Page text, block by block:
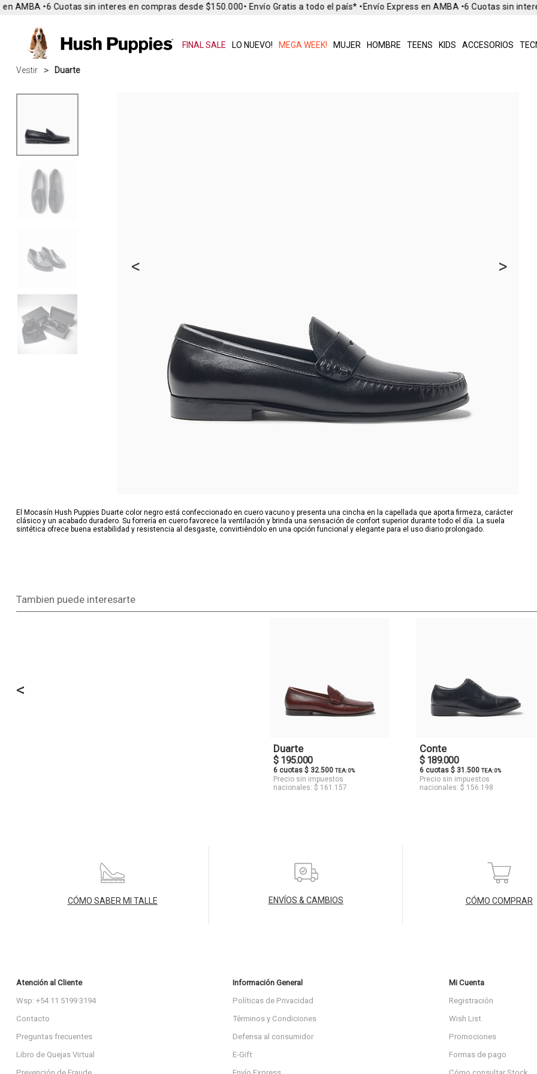
FINAL SALE LO NUEVO! MEGA WEEK! MUJER HOMBRE TEENS KIDS ACCESORIOS
AMBA •6 Cuotas sin interes en compras desde $150.000• Envío Gratis a todo el país* •Envío Express en AMBA •6 Cuotas sin
Vestir Duarte
< >
El Mocasín Hush Puppies Duarte color negro está confeccionado en cuero vacuno y presenta una cincha en la capellada que aporta firmeza, carácter
clásico y un acabado duradero. Su forrería en cuero favorece la ventilación y brinda una sensación de confort superior durante todo el día. La suela
sintética ofrece buena estabilidad y resistencia al desgaste, convirtiéndolo en una opción funcional y elegante para el uso diario prolongado.
Tambien puede interesarte
<
Duarte
$ 195.000
6 cuotas $ 32.500TEA: 0%
Precio sin impuestos
nacionales: $ 161.157
Conte
$ 189.000
6 cuotas $ 31.500 TEA: 0%
Precio sin impuestos
nacionales: $ 156.198
CÓMO SABER MI TALLE ENVÍOS & CAMBIOS CÓMO COMPRAR
Atención al Cliente
Wsp: +54 11 5199 3194
Contacto
Preguntas frecuentes
Libro de Quejas Virtual
Información General
Políticas de Privacidad
Términos y Condiciones
Defensa al consumidor
E-Gift
Mi Cuenta
Registración
Wish List
Promociones
Formas de pago